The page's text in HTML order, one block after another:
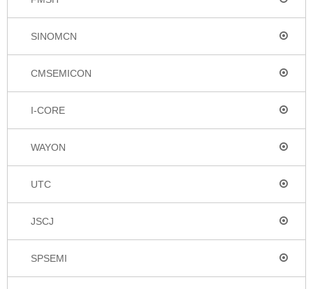
SINOMCN
CMSEMICON
I-CORE
WAYON
UTC
JSCJ
SPSEMI